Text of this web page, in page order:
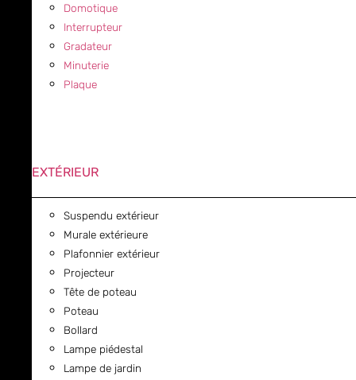
Domotique
Interrupteur
Gradateur
Minuterie
Plaque
EXTÉRIEUR
Suspendu extérieur
Murale extérieure
Plafonnier extérieur
Projecteur
Tête de poteau
Poteau
Bollard
Lampe piédestal
Lampe de jardin